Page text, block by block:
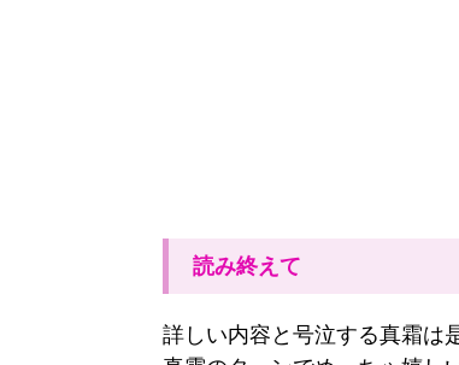
読み終えて
詳しい内容と号泣する真霜